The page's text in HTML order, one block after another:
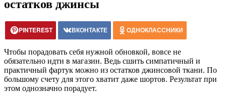
остатков джинсы
PINTEREST ВКОНТАКТЕ ОДНОКЛАССНИКИ
Чтобы порадовать себя нужной обновкой, вовсе не
обязательно идти в магазин. Ведь сшить симпатичный и
практичный фартук можно из остатков джинсовой ткани. По
большому счету для этого хватит даже шортов. Результат при
этом однозначно порадует.